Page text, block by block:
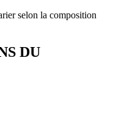
selon la composition
DU